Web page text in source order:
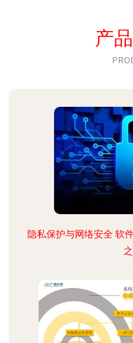
产
隐私保护与网络安全 软